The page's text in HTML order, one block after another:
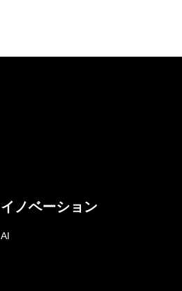
イノベーション
AI